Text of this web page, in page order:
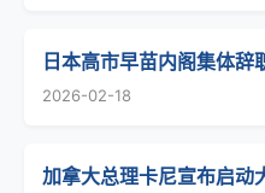
日本高市早苗内阁集体辞
2026-02-18
加拿大总理卡尼宣布启动